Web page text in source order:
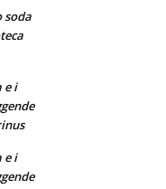
soda
e i
e i